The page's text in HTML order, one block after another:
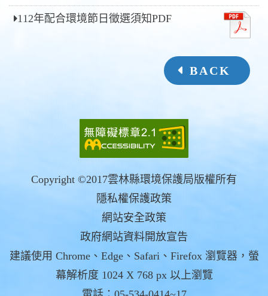
112年配合環境節日徵選須知PDF
BACK
Copyright ©2017雲林縣環境保護局版權所有
隱私權保護政策
網站安全政策
政府網站資料開放宣告
建議使用 Chrome、Edge、Safari、Firefox 瀏覽器，螢
幕解析度 1024 X 768 px 以上瀏覽